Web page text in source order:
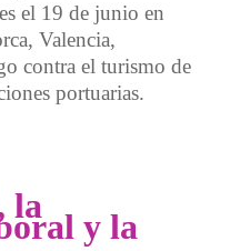
el 19 de junio en
Valencia,
contra el turismo de
portuarias.
la
y la